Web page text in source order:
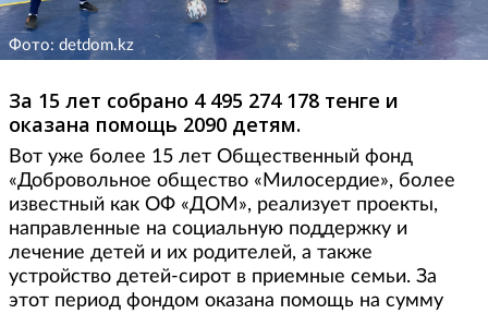
Фото: detdom.kz
За 15 лет собрано 4 495 274 178 тенге и
оказана помощь 2090 детям.
Вот уже более 15 лет Общественный фонд
«Добровольное общество «Милосердие», более
известный как ОФ «ДОМ», реализует проекты,
направленные на социальную поддержку и
лечение детей и их родителей, а также
устройство детей-сирот в приемные семьи. За
этот период фондом оказана помощь на сумму